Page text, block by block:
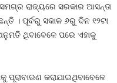
ରାଜ୍ୟରେ ସରକାର ଆସନ୍ତା
। ପୂର୍ବରୁ ସକାଳ ୬ରୁ ଦିନ ୧୨ଟା
ଥିବାବେଳେ ପରେ ଏହାକୁ
କରାଯାଇଥିବାବେଳେ